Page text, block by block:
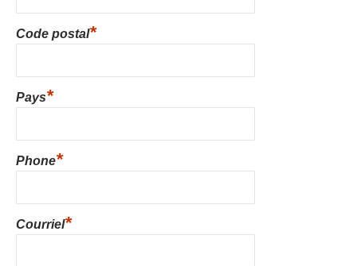
Code postal*
Pays*
Phone*
Courriel*